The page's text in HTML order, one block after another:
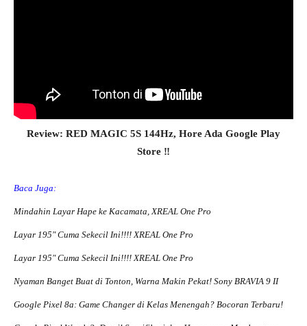
Review: RED MAGIC 5S 144Hz, Hore Ada Google Play
Store ‼️
Baca Juga:
Mindahin Layar Hape ke Kacamata, XREAL One Pro
Layar 195″ Cuma Sekecil Ini!!!! XREAL One Pro
Layar 195″ Cuma Sekecil Ini!!!! XREAL One Pro
Nyaman Banget Buat di Tonton, Warna Makin Pekat! Sony BRAVIA 9 II
Google Pixel 8a: Game Changer di Kelas Menengah? Bocoran Terbaru!